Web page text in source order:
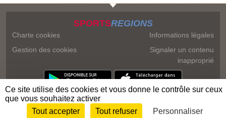
SPORTSREGIONS
Charte cookies
Gestion des cookies
Informations légales
Signaler un contenu
inapproprié
Envie de participer ? Connexion
Ce site utilise des cookies et vous donne le contrôle sur ceux
que vous souhaitez activer
Tout accepter
Tout refuser Personnaliser